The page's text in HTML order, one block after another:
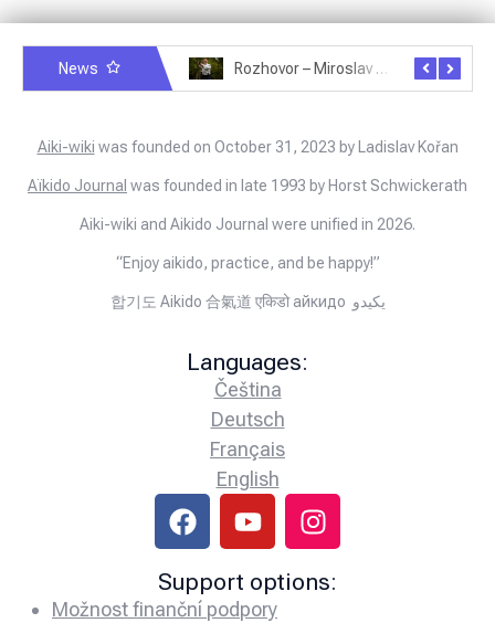
News Rozhovor – Miroslav Šmíd – 22.3.2025
Aiki-wiki was founded on October 31, 2023 by Ladislav Kořan
Aïkido Journal was founded in late 1993 by Horst Schwickerath
Aiki-wiki and Aikido Journal were unified in 2026.
“Enjoy aikido, practice, and be happy!”
합기도 Aikido 合氣道 एकिडो айкидо يكيدو
Languages:
Čeština
Deutsch
Français
English
Support options:
Možnost finanční podpory